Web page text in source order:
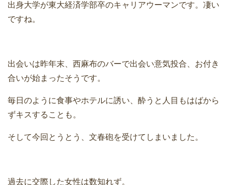
出身大学が東大経済学部卒のキャリアウーマンです。凄い
ですね。
出会いは昨年末、西麻布のバーで出会い意気投合、お付き
合いが始まったそうです。
毎日のように食事やホテルに誘い、酔うと人目もはばから
ずキスすることも。
そして今回とうとう、文春砲を受けてしまいました。
過去に交際した女性は数知れず。